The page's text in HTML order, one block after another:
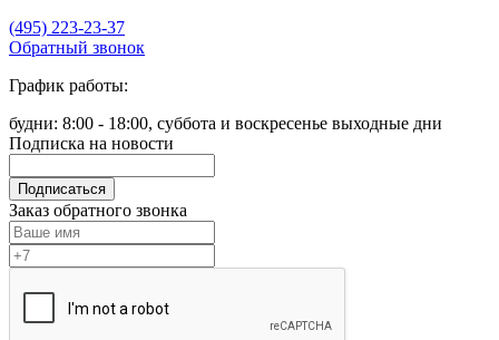
(495) 223-23-37
Обратный звонок
График работы:
будни: 8:00 - 18:00, суббота и воскресенье выходные дни
Подписка на новости
Подписаться
Заказ обратного звонка